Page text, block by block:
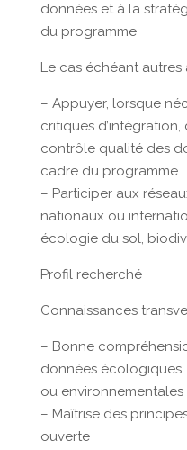
données et à la
du programme
Le cas échéant
– Appuyer, lorsque
critiques
contrôle qualité des
cadre du programme
– Participer aux
nationaux ou
écologie du sol,
Profil recherché
Connaissances
– Bonne
données
ou environnementales
– Maîtrise des
ouverte